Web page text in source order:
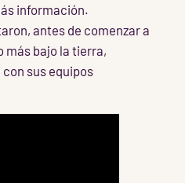
información.
antes de comenzar a
más bajo la tierra,
sus equipos